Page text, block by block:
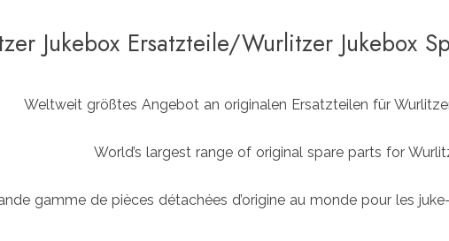
Jukebox Ersatzteile/Wurlitzer Jukebox
Weltweit größtes Angebot an originalen Ersatzteilen für
World’s largest range of original spare parts for
gamme de pièces détachées d’origine au monde pour les